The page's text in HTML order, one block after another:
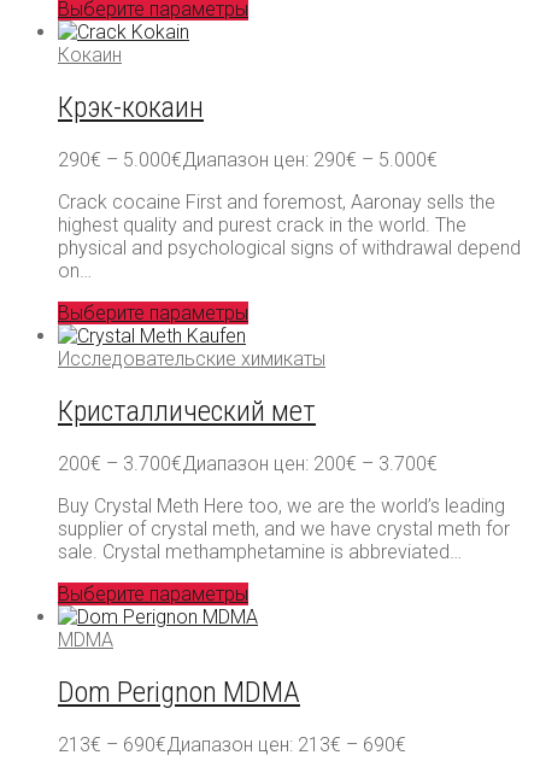
Выберите параметры
Кокаин
Крэк-кокаин
290€ – 5.000€Диапазон цен: 290€ – 5.000€
Crack cocaine First and foremost, Aaronay sells the
highest quality and purest crack in the world. The
physical and psychological signs of withdrawal depend
on…
Выберите параметры
Исследовательские химикаты
Кристаллический мет
200€ – 3.700€Диапазон цен: 200€ – 3.700€
Buy Crystal Meth Here too, we are the world’s leading
supplier of crystal meth, and we have crystal meth for
sale. Crystal methamphetamine is abbreviated…
Выберите параметры
MDMA
Dom Perignon MDMA
213€ – 690€Диапазон цен: 213€ – 690€